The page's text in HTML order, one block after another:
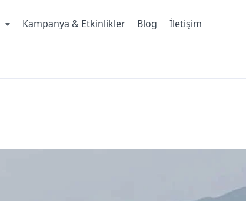
Kampanya & Etkinlikler Blog İletişim